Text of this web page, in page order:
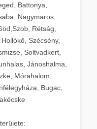
Battonya,
Nagymaros,
Rétság,
Szécsény,
Soltvadkert,
Jánoshalma,
Mórahalom,
Bugac,